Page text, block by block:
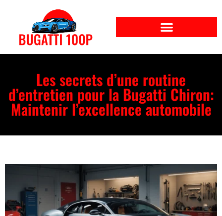
Les secrets d’une routine
d’entretien pour la Bugatti Chiron:
Maintenir l’excellence automobile